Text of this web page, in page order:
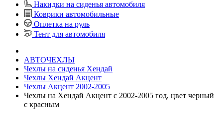
Накидки на сиденья автомобиля
Коврики автомобильные
Оплетка на руль
Тент для автомобиля
АВТОЧЕХЛЫ
Чехлы на сиденья Хендай
Чехлы Хендай Акцент
Чехлы Акцент 2002-2005
Чехлы на Хендай Акцент с 2002-2005 год, цвет черный
с красным